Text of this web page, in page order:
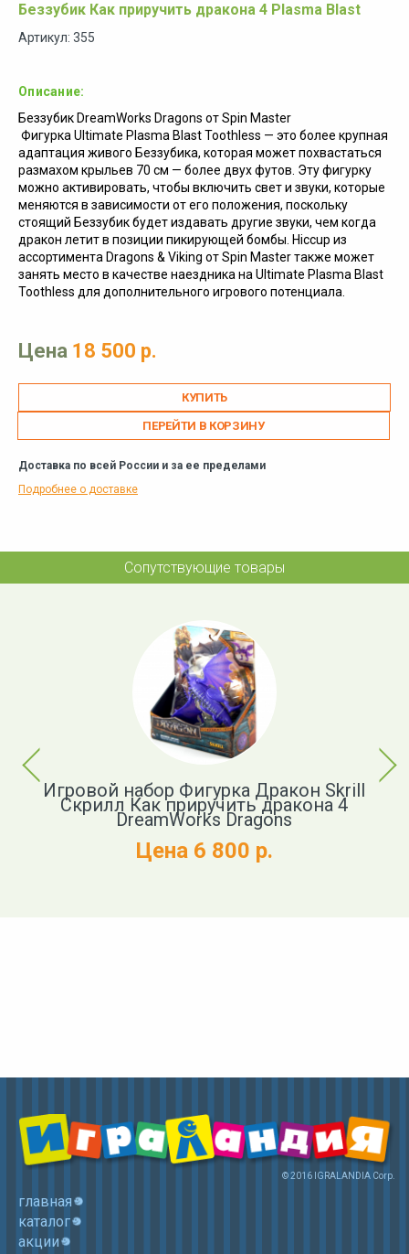
Беззубик Как приручить дракона 4 Plasma Blast
Артикул: 355
Описание:
Беззубик DreamWorks Dragons от Spin Master
Фигурка Ultimate Plasma Blast Toothless — это более крупная
адаптация живого Беззубика, которая может похвастаться
размахом крыльев 70 см — более двух футов. Эту фигурку
можно активировать, чтобы включить свет и звуки, которые
меняются в зависимости от его положения, поскольку
стоящий Беззубик будет издавать другие звуки, чем когда
дракон летит в позиции пикирующей бомбы. Hiccup из
ассортимента Dragons & Viking от Spin Master также может
занять место в качестве наездника на Ultimate Plasma Blast
Toothless для дополнительного игрового потенциала.
Цена 18 500 р.
ПЕРЕЙТИ В КОРЗИНУ
Доставка по всей России и за ее пределами
Подробнее о доставке
Сопутствующие товары
Previous
Игровой набор Фигурка Дракон Skrill
Скрилл Как приручить дракона 4
DreamWorks Dragons
Цена 6 800 р.
Next
© 2016 IGRALANDIA Corp.
главная
каталог
акции